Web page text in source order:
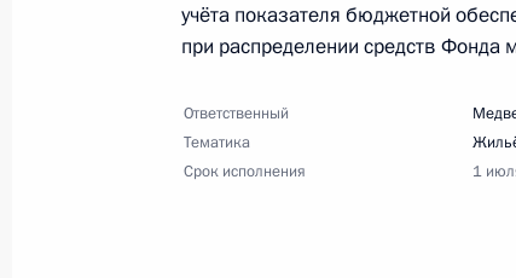
30 апреля 2013 года, вторник
30 апреля 2013 года, 10:00 22
учёта показателя бюджетной
при распределении средств
Ответственный
Тематика
Срок исполнения
1